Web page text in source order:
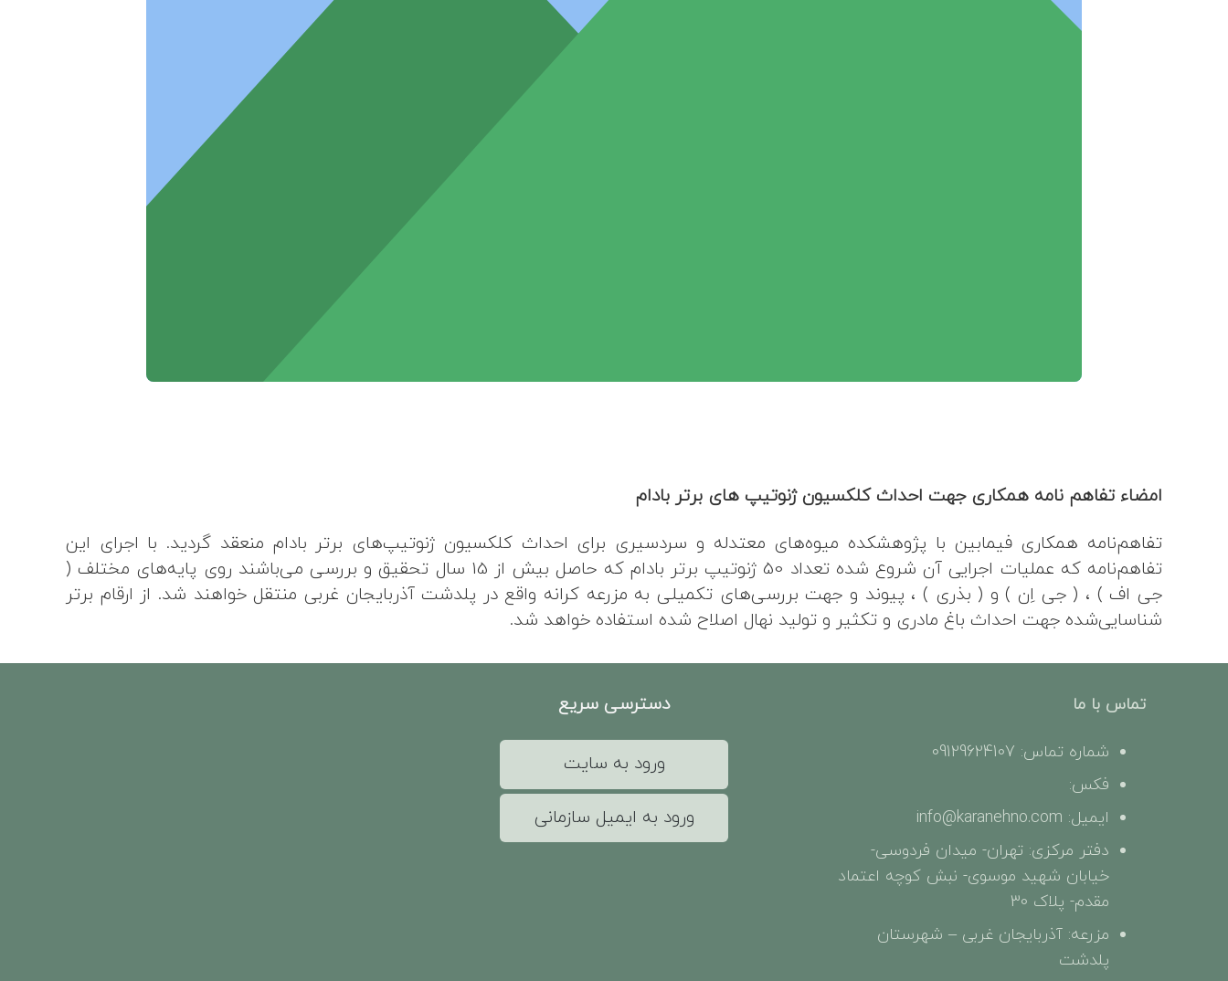
امضاء تفاهم نامه همکاری جهت احداث کلکسیون ژنوتیپ های برتر بادام
تفاهم‌نامه همکاری فیمابین با پژوهشکده میوه‌های معتدله و سردسیری برای احداث کلکسیون ژنوتیپ‌های برتر بادام منعقد گردید. با اجرای این
تفاهم‌نامه که عملیات اجرایی آن شروع شده تعداد 50 ژنوتیپ برتر بادام که حاصل بیش از 15 سال تحقیق و بررسی می‌باشند روی پایه‌های مختلف (
جی اف ) ، ( جی اِن ) و ( بذری ) ، پیوند و جهت بررسی‌های تکمیلی به مزرعه کرانه واقع در پلدشت آذربایجان غربی منتقل خواهند شد. از ارقام برتر
شناسایی‌شده جهت احداث باغ مادری و تکثیر و تولید نهال اصلاح شده استفاده خواهد شد.
تماس با ما
شماره تماس: 09129624107
فکس:
ایمیل: info@karanehno.com
دفتر مرکزی: تهران- میدان فردوسی-
خیابان شهید موسوی- نبش کوچه اعتماد
مقدم- پلاک 30
مزرعه: آذربایجان غربی – شهرستان
پلدشت
دسترسی سریع
ورود به سایت
ورود به ایمیل سازمانی